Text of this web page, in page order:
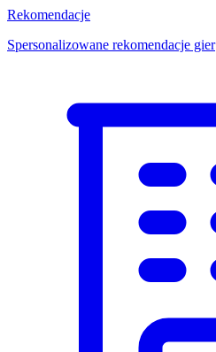
Rekomendacje
Spersonalizowane rekomendacje gier